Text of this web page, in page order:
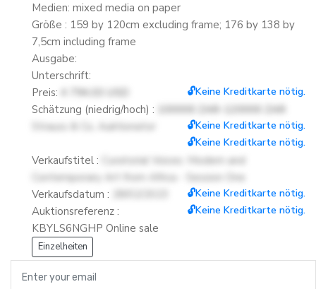
Medien: mixed media on paper
Größe : 159 by 120cm excluding frame; 176 by 138 by
7,5cm including frame
Ausgabe:
Unterschrift:
Preis:
🔓Keine Kreditkarte nötig.
Schätzung (niedrig/hoch) :
🔓Keine Kreditkarte nötig.
Strauss & Co, Auktionator
🔓Keine Kreditkarte nötig.
Verkaufstitel :
Curatorial Voices: Modern and
Contemporary Art from Africa - Session One
🔓Keine Kreditkarte nötig.
Verkaufsdatum :
🔓Keine Kreditkarte nötig.
Auktionsreferenz :
KBYLS6NGHP Online sale
Einzelheiten